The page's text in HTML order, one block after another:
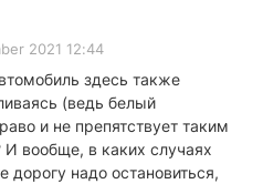
2021 12:44
здесь также
(ведь белый
и не препятствует таким
вообще, в каких случаях
дорогу надо остановиться,